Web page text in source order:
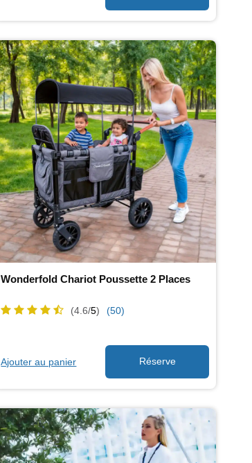
Wonderfold Chariot Poussette 2 Places
(4.6/5) (50)
Ajouter au panier